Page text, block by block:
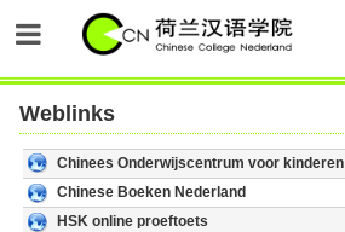
Weblinks
Chinees Onderwijscentrum voor kinderen
Chinese Boeken Nederland
HSK online proeftoets